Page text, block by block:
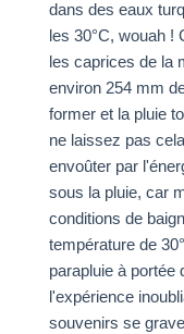
dans des eaux
les 30°C, wouah !
les caprices de la
environ 254 mm
former et la pluie
ne laissez pas
envoûter par
sous la pluie, car
conditions de
température de
parapluie à portée
l'expérience
souvenirs se